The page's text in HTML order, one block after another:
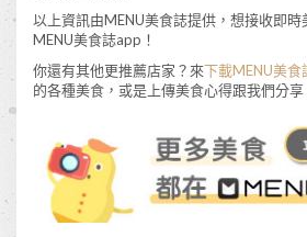
以上資訊由MENU美食誌提供，想接收即
MENU美食誌app！
你還有其他更推薦店家？來下載MENU美食
的各種美食，或是上傳美食心得跟我們分享